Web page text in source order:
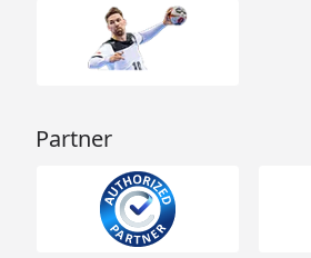
Partner